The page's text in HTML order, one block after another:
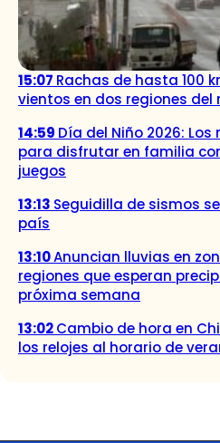
15:07 Rachas de hasta 100
vientos en dos regiones del
14:59 Día del Niño 2026:
para disfrutar en familia
juegos
13:13 Seguidilla de sismos
país
13:10Anuncian lluvias en
regiones que esperan
próxima semana
13:02Cambio de hora en
los relojes al horario de